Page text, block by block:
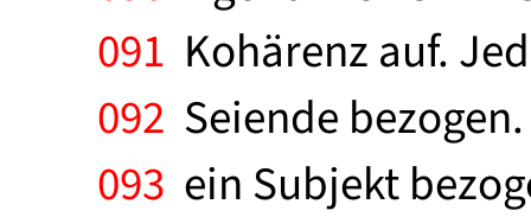
091 Kohärenz auf.
092 Seiende
093 ein Subjekt